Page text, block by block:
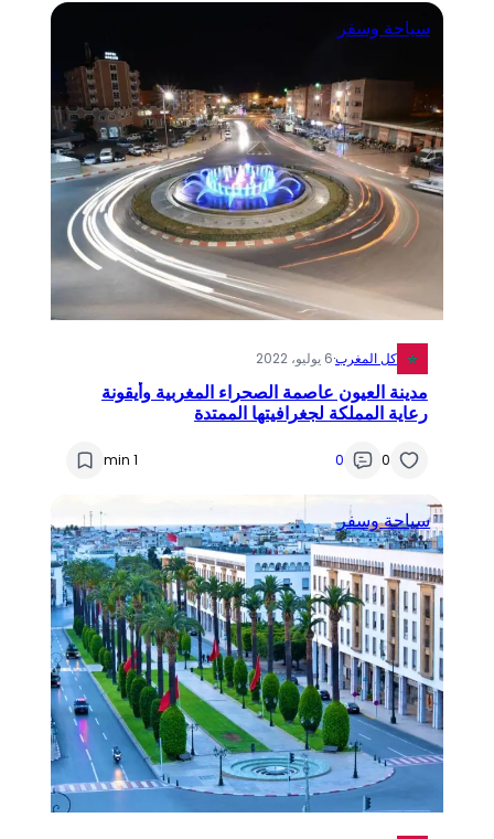
سياحة وسفر
كل المغرب·6 يوليو، 2022
مدينة العيون عاصمة الصحراء المغربية وأيقونة
رعاية المملكة لجغرافيتها الممتدة
0
0
1 min
سياحة وسفر